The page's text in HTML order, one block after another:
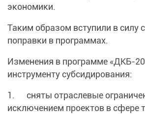
экономики.
Таким образом вступили в силу
поправки в программах.
Изменения в программе «ДКБ-
инструменту субсидирования:
1. сняты отраслевые
исключением проектов в сфере